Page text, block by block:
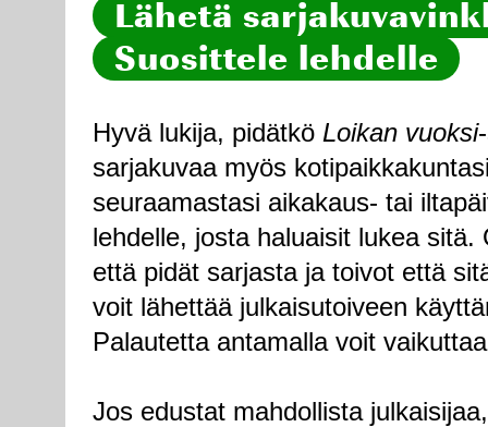
Lähetä
Suosittele lehdelle
Hyvä lukija, pidätkö Loikan vuoksi
sarjakuvaa myös
seuraamastasi aikakaus- tai
lehdelle, josta haluaisit lukea
että pidät sarjasta ja toivot että
voit lähettää julkaisutoiveen
Palautetta antamalla voit
Jos edustat mahdollista